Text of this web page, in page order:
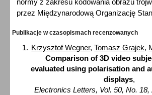
normy z zakresu kodowania obrazu
przez Międzynarodową Organizację
Publikacje w czasopismach recenzowanych
Krzysztof Wegner,Tomasz Grajek,
Comparison of 3D video
evaluated using polarisation and
displays,
Electronics Letters, Vol. 50, No. 18,